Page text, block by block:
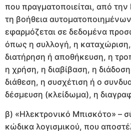
που πραγματοποιείται, από
τη βοήθεια
εφαρμόζεται σε δεδομένα
όπως η συλλογή, η
διατήρηση ή αποθήκευση, η
η χρήση, η διαβίβαση, η
διάθεση, η συσχέτιση ή ο
δέσμευση (κλείδωμα), η
β) «Ηλεκτρονικό Μπισκότο» –
κώδικα λογισμικού, που